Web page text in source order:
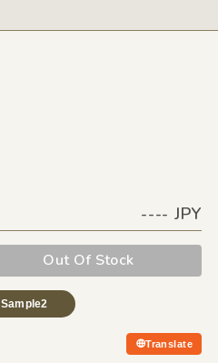
---- JPY
Out Of Stock
Sample2
Translate